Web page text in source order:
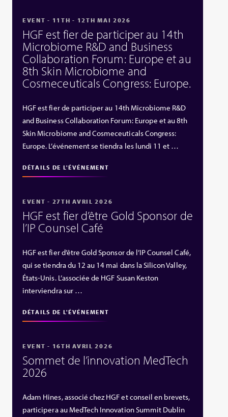
EVENT - 11TH - 12TH MAI 2026
HGF est fier de participer au 14th
Microbiome R&D and Business
Collaboration Forum: Europe et au
8th Skin Microbiome and
Cosmeceuticals Congress: Europe.
HGF est fier de participer au 14th Microbiome R&D
and Business Collaboration Forum: Europe et au 8th
Skin Microbiome and Cosmeceuticals Congress:
Europe. L’événement se tiendra les lundi 11 et …
DÉTAILS DE L'ÉVÉNEMENT
EVENT - 27TH AVRIL 2026
HGF est fier d’être Gold Sponsor de
l’IP Counsel Café
HGF est fier d’être Gold Sponsor de l’IP Counsel Café,
qui se tiendra du 12 au 14 mai dans la Silicon Valley,
États‑Unis. L’associée de HGF Susan Keston
interviendra sur …
DÉTAILS DE L'ÉVÉNEMENT
EVENT - 16TH AVRIL 2026
Sommet de l’innovation MedTech
2026
Adam Hines, associé chez HGF et conseil en brevets,
participera au MedTech Innovation Summit Dublin